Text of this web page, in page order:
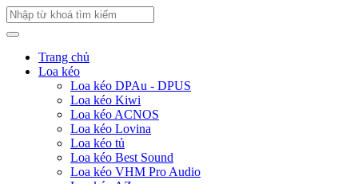
Trang chủ
Loa kéo
Loa kéo DPAu - DPUS
Loa kéo Kiwi
Loa kéo ACNOS
Loa kéo Lovina
Loa kéo tủ
Loa kéo Best Sound
Loa kéo VHM Pro Audio